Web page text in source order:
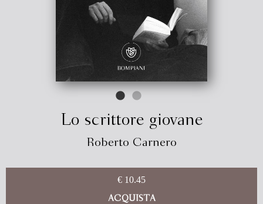
Lo scrittore giovane
Roberto Carnero
€ 10.45
ACQUISTA